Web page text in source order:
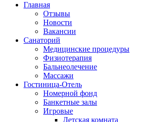
Главная
Отзывы
Новости
Вакансии
Санаторий
Медицинские процедуры
Физиотерапия
Бальнеолечение
Массажи
Гостиница-Отель
Номерной фонд
Банкетные залы
Игровые
Детская комната